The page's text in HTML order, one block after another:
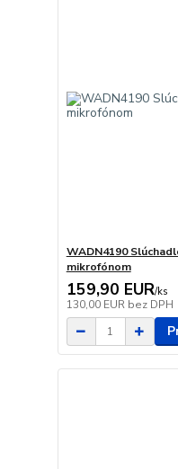
WADN4190
mikrofónom
159,90 EUR/ks
130,00 EUR bez DPH